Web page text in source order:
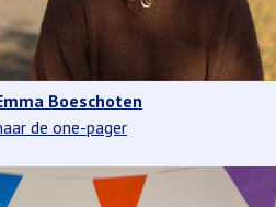
Boeschoten
de one-pager